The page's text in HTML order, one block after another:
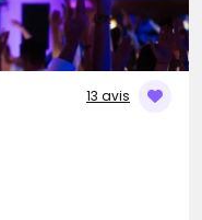
13 avis